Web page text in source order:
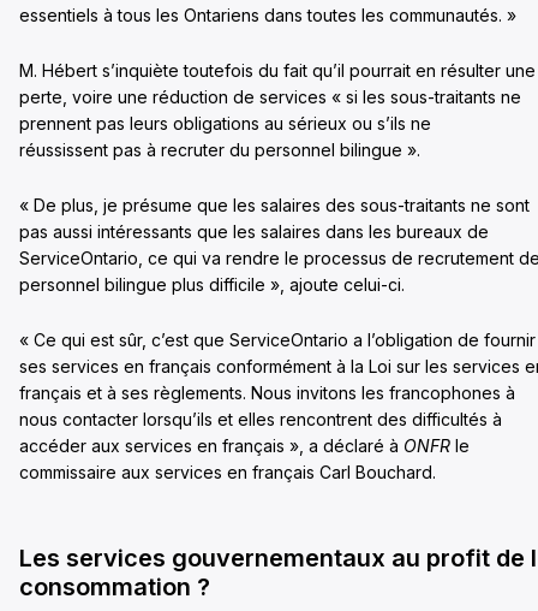
essentiels à tous les Ontariens dans toutes les communautés. »
M. Hébert s’inquiète toutefois du fait qu’il pourrait en résulter une
perte, voire une réduction de services « si les sous-traitants ne
prennent pas leurs obligations au sérieux ou s’ils ne
réussissent pas à recruter du personnel bilingue ».
« De plus, je présume que les salaires des sous-traitants ne sont
pas aussi intéressants que les salaires dans les bureaux de
ServiceOntario, ce qui va rendre le processus de recrutement
personnel bilingue plus difficile », ajoute celui-ci.
« Ce qui est sûr, c’est que ServiceOntario a l’obligation de fournir
ses services en français conformément à la Loi sur les services
français et à ses règlements. Nous invitons les francophones à
nous contacter lorsqu’ils et elles rencontrent des difficultés à
accéder aux services en français », a déclaré à ONFR le
commissaire aux services en français Carl Bouchard.
Les services gouvernementaux au profit de
consommation ?